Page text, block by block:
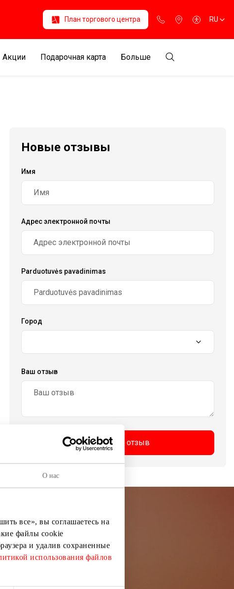
О нас
все», вы соглашаетесь на
файлы cookie
и удалив сохраненные
использования файлов
План торгового центра RU
Aкции Подарочная карта Больше
Новые отзывы
Имя
Адрес электронной почты
Parduotuvės pavadinimas
Город
Ваш отзыв
Отправить отзыв
информации